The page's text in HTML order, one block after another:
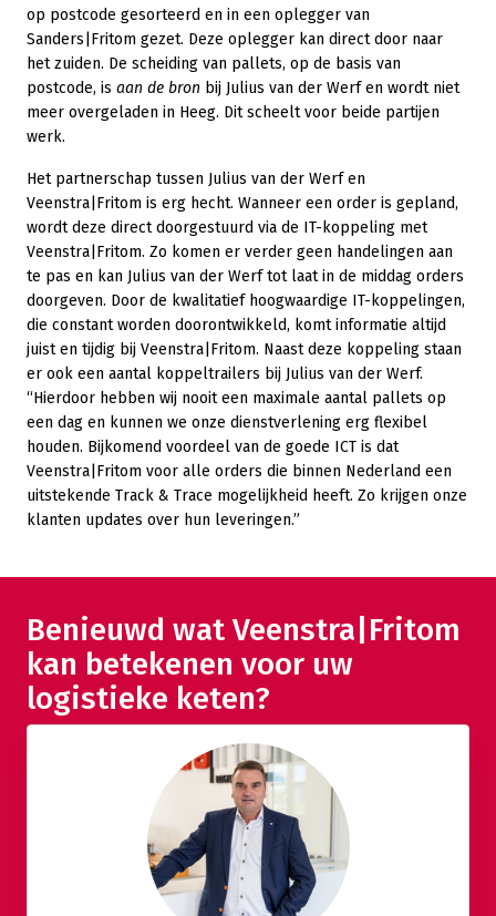
op postcode gesorteerd en in een oplegger van
Sanders|Fritom gezet. Deze oplegger kan direct door naar
het zuiden. De scheiding van pallets, op de basis van
postcode, is aan de bron bij Julius van der Werf en wordt niet
meer overgeladen in Heeg. Dit scheelt voor beide partijen
werk.
Het partnerschap tussen Julius van der Werf en
Veenstra|Fritom is erg hecht. Wanneer een order is gepland,
wordt deze direct doorgestuurd via de IT-koppeling met
Veenstra|Fritom. Zo komen er verder geen handelingen aan
te pas en kan Julius van der Werf tot laat in de middag orders
doorgeven. Door de kwalitatief hoogwaardige IT-koppelingen,
die constant worden doorontwikkeld, komt informatie altijd
juist en tijdig bij Veenstra|Fritom. Naast deze koppeling staan
er ook een aantal koppeltrailers bij Julius van der Werf.
“Hierdoor hebben wij nooit een maximale aantal pallets op
een dag en kunnen we onze dienstverlening erg flexibel
houden. Bijkomend voordeel van de goede ICT is dat
Veenstra|Fritom voor alle orders die binnen Nederland een
uitstekende Track & Trace mogelijkheid heeft. Zo krijgen onze
klanten updates over hun leveringen.”
Benieuwd wat Veenstra|Fritom
kan betekenen voor uw
logistieke keten?